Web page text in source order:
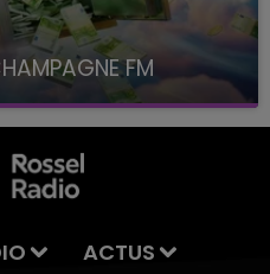
FM
FM, à 8H10
ACTUS